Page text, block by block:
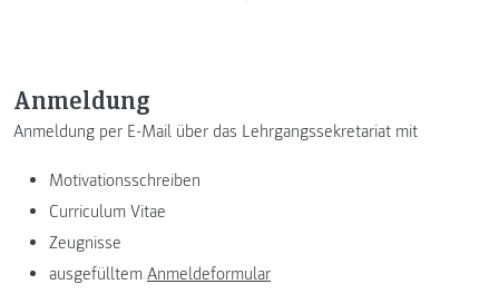
Anmeldung
Anmeldung per E-Mail über das Lehrgangssekretariat mit
Motivationsschreiben
Curriculum Vitae
Zeugnisse
ausgefülltem Anmeldeformular